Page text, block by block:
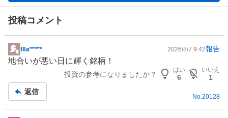
板
投稿コメント
掲
示
事
f8a***** 2026/8/7 9:42報告
地合いが悪い日に輝く銘柄！
投資の参考になりましたか？
はい
6
いいえ
1
返信
No.20128